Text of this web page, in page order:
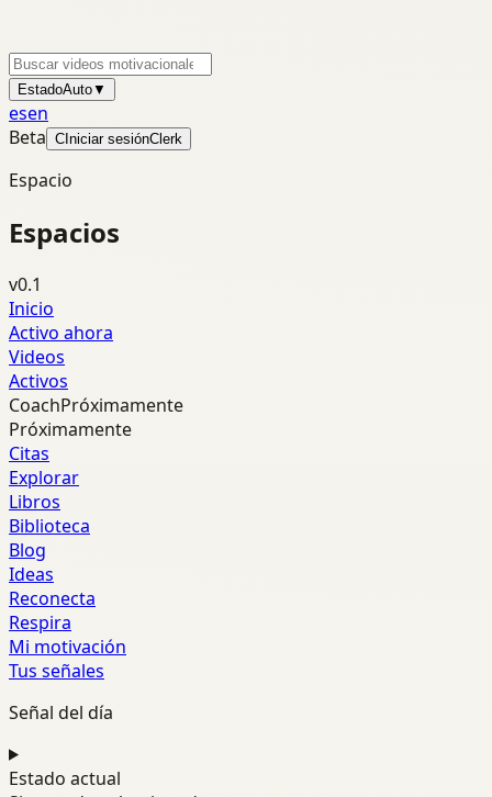
EstadoAuto▼
esen
Beta C Iniciar sesiónClerk
Espacio
Espacios
v0.1
Inicio
Activo ahora
Videos
Activos
CoachPróximamente
Próximamente
Citas
Explorar
Libros
Biblioteca
Blog
Ideas
Reconecta
Respira
Mi motivación
Tus señales
Señal del día
Estado actual